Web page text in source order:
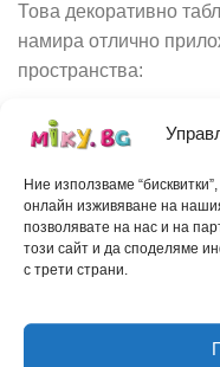
Ние използваме
онлайн изживяване на
позволявате на нас и на
този сайт и да споделяме
с трети страни.
Това декоративно
намира отлично
пространства:
За класни стаи:
часовете по
ежедневното
За училищни
тематичен акцент,
среда в по-
За занимални и
допълнение към